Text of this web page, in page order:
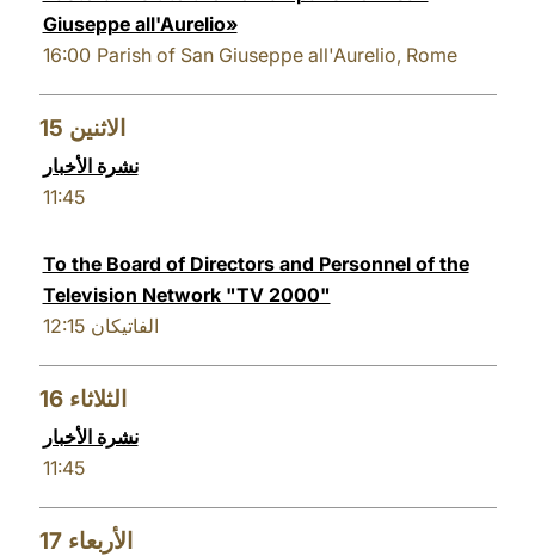
Giuseppe all'Aurelio»
16:00 Parish of San Giuseppe all'Aurelio, Rome
15 الاثنين
نشرة الأخبار
11:45
To the Board of Directors and Personnel of the
Television Network "TV 2000"
12:15 الفاتيكان
16 الثلاثاء
نشرة الأخبار
11:45
17 الأربعاء